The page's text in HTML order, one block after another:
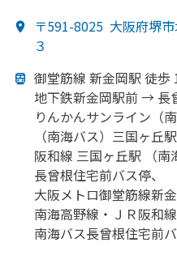
〒591-8025 大阪府堺
３
御堂筋線 新金岡駅 徒歩
地下鉄新金岡駅前 → 長
りんかんサンライン （
（南海バス） 三国ヶ丘
阪和線 三国ヶ丘駅
（
長曾根住宅前バス停、
大阪メトロ御堂筋線新
南海高野線・ＪＲ阪和
南海バス長曾根住宅前バ